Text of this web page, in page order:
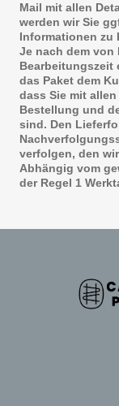
Mail mit allen
werden wir Sie
Informationen zu
Je nach dem von
Bearbeitungszeit
das Paket dem
dass Sie mit
Bestellung und
sind. Den
verfolgen, den
Abhängig vom
der Regel 1